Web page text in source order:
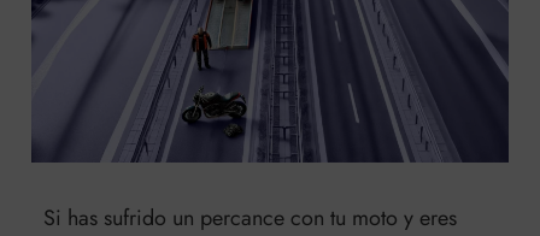
Si has sufrido un percance con tu moto y eres